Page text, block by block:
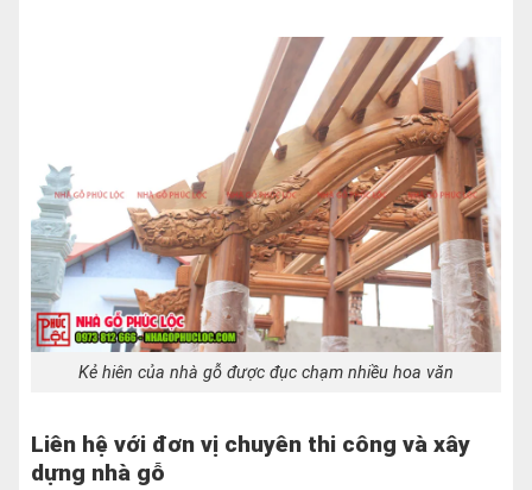
Kẻ hiên của nhà gỗ được đục chạm nhiều hoa văn
Liên hệ với đơn vị chuyên thi công và xây
dựng nhà gỗ